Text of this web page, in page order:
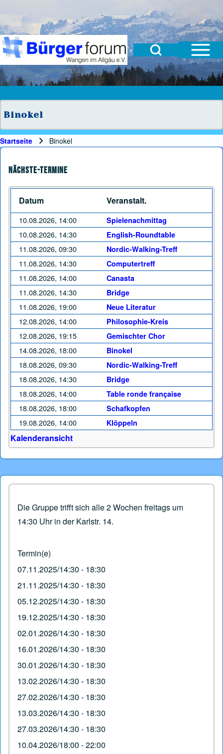
Suche Schließen
Suchformular
Suche
Open Sidebar
Open Search Block
Binokel
Pfadnavigation
Startseite Binokel
Die Gruppe trifft sich alle 2 Wochen freitags um
14:30 Uhr in der Karlstr. 14.
Termin(e)
07.11.2025/14:30 - 18:30
21.11.2025/14:30 - 18:30
05.12.2025/14:30 - 18:30
19.12.2025/14:30 - 18:30
02.01.2026/14:30 - 18:30
16.01.2026/14:30 - 18:30
30.01.2026/14:30 - 18:30
13.02.2026/14:30 - 18:30
27.02.2026/14:30 - 18:30
13.03.2026/14:30 - 18:30
27.03.2026/14:30 - 18:30
10.04.2026/18:00 - 22:00
Nächste-Termine
Datum Veranstalt.
10.08.2026, 14:00 Spielenachmittag
10.08.2026, 14:30 English-Roundtable
11.08.2026, 09:30 Nordic-Walking-Treff
11.08.2026, 14:30 Computertreff
11.08.2026, 14:00 Canasta
11.08.2026, 14:30 Bridge
11.08.2026, 19:00 Neue Literatur
12.08.2026, 14:00 Philosophie-Kreis
12.08.2026, 19:15 Gemischter Chor
14.08.2026, 18:00 Binokel
18.08.2026, 09:30 Nordic-Walking-Treff
18.08.2026, 14:30 Bridge
18.08.2026, 14:00 Table ronde française
18.08.2026, 18:00 Schafkopfen
19.08.2026, 14:00 Klöppeln
Kalenderansicht